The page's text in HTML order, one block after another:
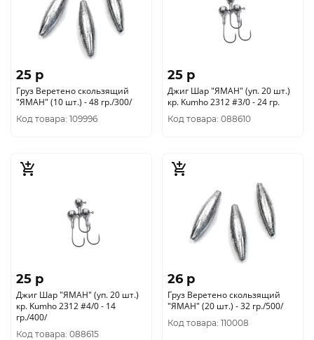
25 p
Груз Веретено скользящий
"ЯМАН" (10 шт.) - 48 гр./300/
Код товара: 109996
25 p
Джиг Шар "ЯМАН" (уп. 20 шт.)
кр. Kumho 2312 #3/0 - 24 гр.
Код товара: 088610
25 p
Джиг Шар "ЯМАН" (уп. 20 шт.)
кр. Kumho 2312 #4/0 - 14
гр./400/
Код товара: 088615
26 p
Груз Веретено скользящий
"ЯМАН" (20 шт.) - 32 гр./500/
Код товара: 110008